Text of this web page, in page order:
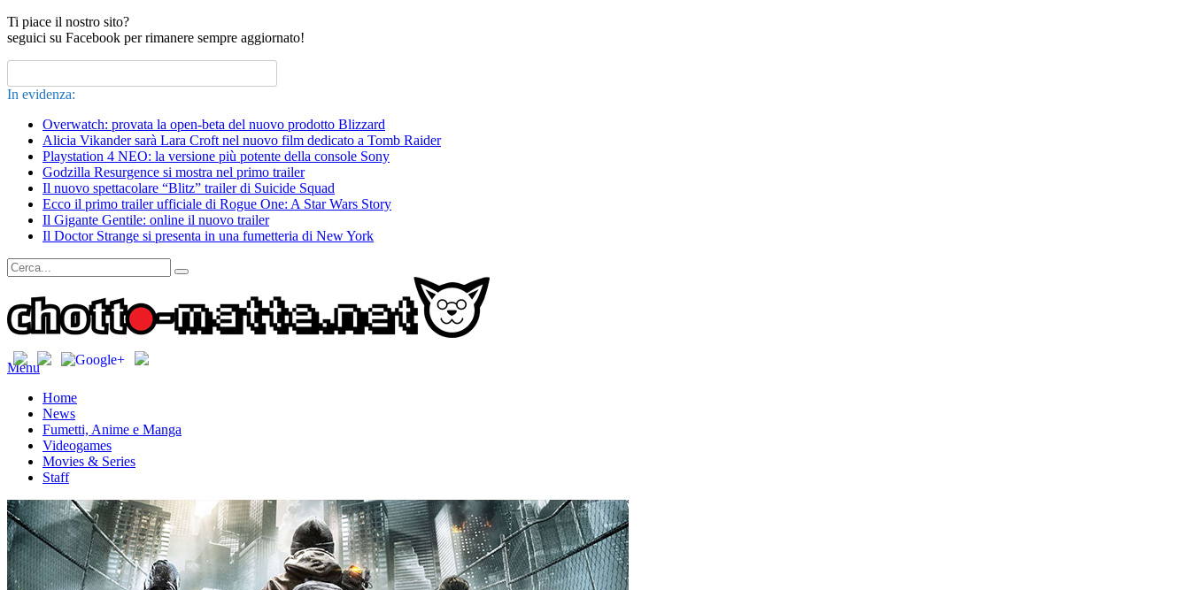
Ti piace il nostro sito?
seguici su Facebook per rimanere sempre aggiornato!
In evidenza:
Overwatch: provata la open-beta del nuovo prodotto Blizzard
Alicia Vikander sarà Lara Croft nel nuovo film dedicato a Tomb Raider
Playstation 4 NEO: la versione più potente della console Sony
Godzilla Resurgence si mostra nel primo trailer
Il nuovo spettacolare “Blitz” trailer di Suicide Squad
Ecco il primo trailer ufficiale di Rogue One: A Star Wars Story
Il Gigante Gentile: online il nuovo trailer
Il Doctor Strange si presenta in una fumetteria di New York
Menu
Home
News
Fumetti, Anime e Manga
Videogames
Movies & Series
Staff